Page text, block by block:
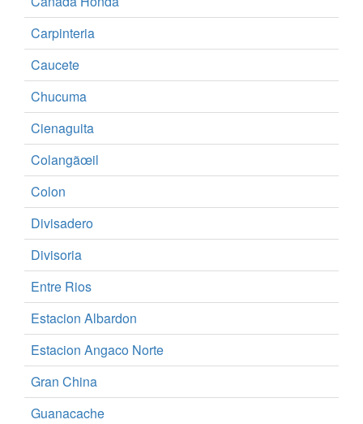
Carpinteria
Caucete
Chucuma
Cienaguita
Colangãœil
Colon
Divisadero
Divisoria
Entre Rios
Estacion Albardon
Estacion Angaco Norte
Gran China
Guanacache